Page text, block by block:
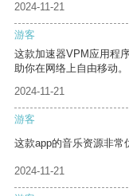
2024-11-21
游客
这款加速器VPM应用程
助你在网络上自由移动。
2024-11-21
游客
这款app的音乐资源非常
2024-11-21